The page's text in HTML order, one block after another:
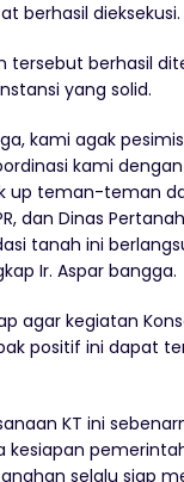
berhasil dieksekusi.
tersebut berhasil
yang solid.
kami agak
kami
up teman-teman
dan Dinas
tanah ini
Ir. Aspar bangga.
agar kegiatan
positif ini dapat
KT ini
selalu siap